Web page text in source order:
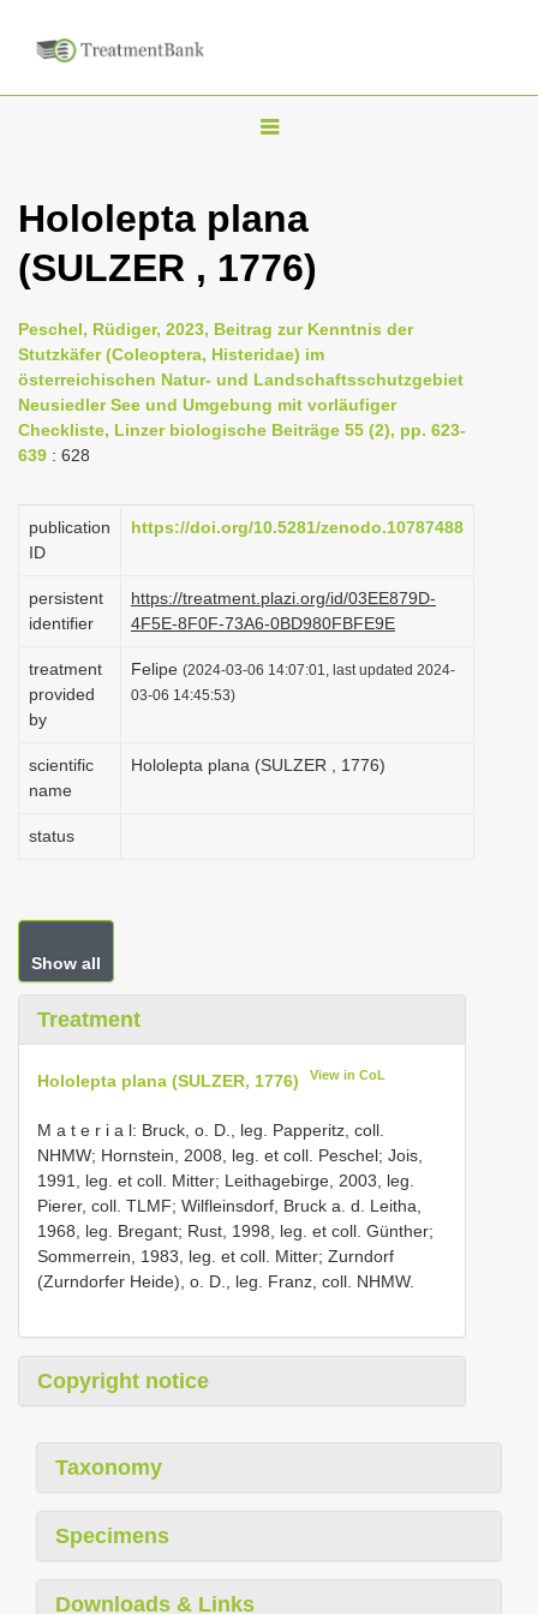
T
g
l
n
a
i
t
o
n
Hololepta plana
(SULZER , 1776)
Peschel, Rüdiger, 2023, Beitrag zur Kenntnis der
Stutzkäfer (Coleoptera, Histeridae) im
österreichischen Natur- und Landschaftsschutzgebiet
Neusiedler See und Umgebung mit vorläufiger
Checkliste, Linzer biologische Beiträge 55 (2), pp. 623-
639 : 628
publication
ID
https://doi.org/10.5281/zenodo.10787488
persistent
identifier
https://treatment.plazi.org/id/03EE879D-
4F5E-8F0F-73A6-0BD980FBFE9E
treatment
provided
by
Felipe (2024-03-06 14:07:01, last updated 2024-
03-06 14:45:53)
scientific
name
Hololepta plana (SULZER , 1776)
status
Show all
Treatment
Hololepta plana (SULZER, 1776) View in CoL
M a t e r i a l: Bruck, o. D., leg. Papperitz, coll.
NHMW; Hornstein, 2008, leg. et coll. Peschel; Jois,
1991, leg. et coll. Mitter; Leithagebirge, 2003, leg.
Pierer, coll. TLMF; Wilfleinsdorf, Bruck a. d. Leitha,
1968, leg. Bregant; Rust, 1998, leg. et coll. Günther;
Sommerrein, 1983, leg. et coll. Mitter; Zurndorf
(Zurndorfer Heide), o. D., leg. Franz, coll. NHMW.
Copyright notice
Taxonomy
Specimens
Downloads & Links